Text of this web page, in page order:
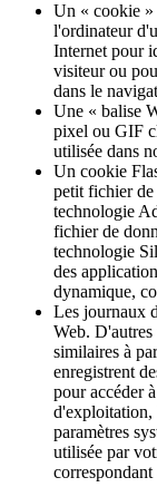
Beauté
Services
Tous types
Produits
Matériel
Clients
Personnel
Argent
Ressources
Un « cookie »
l'ordinateur
Internet pour
visiteur ou
dans le
Une « balise
pixel ou GIF
utilisée dans
Un cookie
petit fichier de
technologie
fichier de
technologie
des
dynamique,
Les journaux
Web.
similaires à
enregistrent
pour accéder
d'exploitation,
paramètres
utilisée par